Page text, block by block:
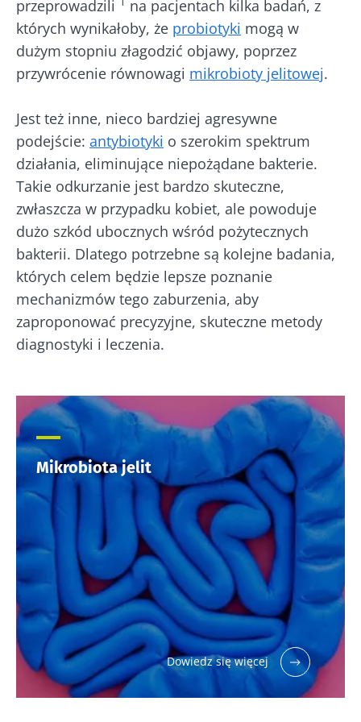
przeprowadzili
na pacjentach kilka badań, z
których wynikałoby, że probiotyki mogą w
dużym stopniu złagodzić objawy, poprzez
przywrócenie równowagi mikrobioty jelitowej.
Jest też inne, nieco bardziej agresywne
podejście: antybiotyki o szerokim spektrum
działania, eliminujące niepożądane bakterie.
Takie odkurzanie jest bardzo skuteczne,
zwłaszcza w przypadku kobiet, ale powoduje
dużo szkód ubocznych wśród pożytecznych
bakterii. Dlatego potrzebne są kolejne badania,
których celem będzie lepsze poznanie
mechanizmów tego zaburzenia, aby
zaproponować precyzyjne, skuteczne metody
diagnostyki i leczenia.
Mikrobiota jelit
Dowiedz się więcej
mikroorganizmy
kefir zyskuje na
popularności
wśród mi...
Dowiedz się
przysmaki mają
wspólną cechę:
są dobre dla
mikrobioty. Od
prawie stu ...
więcej